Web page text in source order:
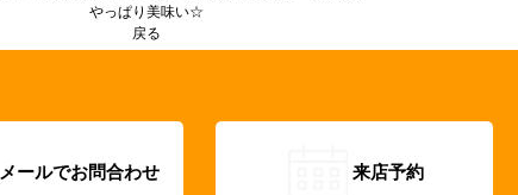
やっぱり美味い☆
戻る
メールでお問合わせ 来店予約